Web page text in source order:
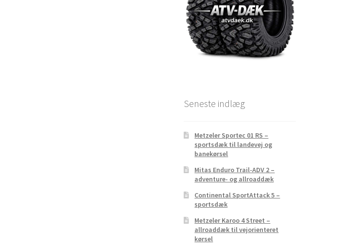
Seneste indlæg
Metzeler Sportec 01 RS –
sportsdæk til landevej og
banekørsel
Mitas Enduro Trail-ADV 2 –
adventure- og allroaddæk
Continental SportAttack 5 –
sportsdæk
Metzeler Karoo 4 Street –
allroaddæk til vejorienteret
kørsel